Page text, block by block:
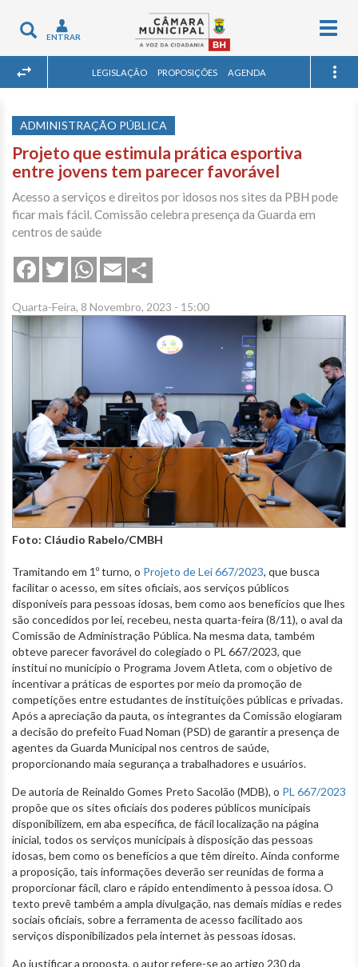
Toggle
navigation
ENTRAR
LEGISLAÇÃO PROPOSIÇÕES AGENDA
ADMINISTRAÇÃO PÚBLICA
Projeto que estimula prática esportiva
entre jovens tem parecer favorável
Acesso a serviços e direitos por idosos nos sites da PBH pode
ficar mais fácil. Comissão celebra presença da Guarda em
centros de saúde
FacebookTwitterWhatsApp
Email
Quarta-Feira, 8 Novembro, 2023 - 15:00
Foto: Cláudio Rabelo/CMBH
Tramitando em 1º turno, o Projeto de Lei 667/2023, que busca
facilitar o acesso, em sites oficiais, aos serviços públicos
disponíveis para pessoas idosas, bem como aos benefícios que lhes
são concedidos por lei, recebeu, nesta quarta-feira (8/11), o aval da
Comissão de Administração Pública. Na mesma data, também
obteve parecer favorável do colegiado o PL 667/2023, que
institui no município o Programa Jovem Atleta, com o objetivo de
incentivar a práticas de esportes por meio da promoção de
competições entre estudantes de instituições públicas e privadas.
Após a apreciação da pauta, os integrantes da Comissão elogiaram
a decisão do prefeito Fuad Noman (PSD) de garantir a presença de
agentes da Guarda Municipal nos centros de saúde,
proporcionando maia segurança a trabalhadores e usuários.
De autoria de Reinaldo Gomes Preto Sacolão (MDB), o PL 667/2023
propõe que os sites oficiais dos poderes públicos municipais
disponibilizem, em aba específica, de fácil localização na página
inicial, todos os serviços municipais à disposição das pessoas
idosas, bem como os benefícios a que têm direito. Ainda conforme
a proposição, tais informações deverão ser reunidas de forma a
proporcionar fácil, claro e rápido entendimento à pessoa idosa. O
texto prevê também a ampla divulgação, nas demais mídias e redes
sociais oficiais, sobre a ferramenta de acesso facilitado aos
serviços disponibilizados pela internet às pessoas idosas.
Ao justificar a proposta, o autor refere-se ao artigo 230 da